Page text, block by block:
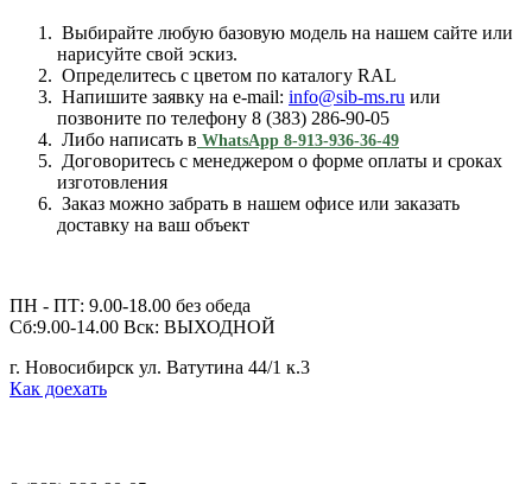
Выбирайте любую базовую модель на нашем сайте или
нарисуйте свой эскиз.
Определитесь с цветом по каталогу RAL
Напишите заявку на e-mail: info@sib-ms.ru или
позвоните по телефону 8 (383) 286-90-05
Либо написать в WhatsApp 8-913-936-36-49
Договоритесь с менеджером о форме оплаты и сроках
изготовления
Заказ можно забрать в нашем офисе или заказать
доставку на ваш объект
ПН - ПТ: 9.00-18.00 без обеда
Сб:9.00-14.00 Вск: ВЫХОДНОЙ
г. Новосибирск ул. Ватутина 44/1 к.3
Как доехать